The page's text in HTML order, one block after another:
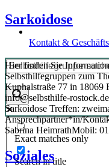
Kontakt &
Exact matches only
Search in title
Sarkoidose
Hier finden Sie
Selbsthilfegruppen zum
Kuphalstraße 77 in 18069
info@selbsthilfe-
Sarkoidose Treffen:
Ansprechpartner*in/
Sabrina HeimrathMobil:
Soziales